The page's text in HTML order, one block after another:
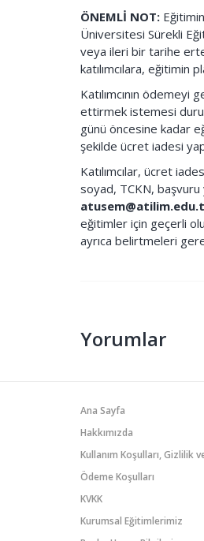
ÖNEMLİ NOT:
Üniversitesi Sürekli
veya ileri bir tarihe
katılımcılara, eğitimin
Katılımcının
ettirmek istemesi
günü öncesine kadar
şekilde ücret iadesi
Katılımcılar, ücret
soyad, TCKN, başvuru
eğitimler için geçerli
ayrıca belirtmeleri
Yorumlar
Ana Sayfa
Hakkımızda
Kullanım Koşulları, Gizlilik
Ödeme Koşulları
KVKK
Kurumsal Eğitimlerimiz